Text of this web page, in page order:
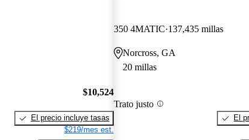
$10,524
El precio incluye tasas
$219/mes est.
350 4MATIC 137,435 millas
Norcross, GA
20 millas
Trato justo
El